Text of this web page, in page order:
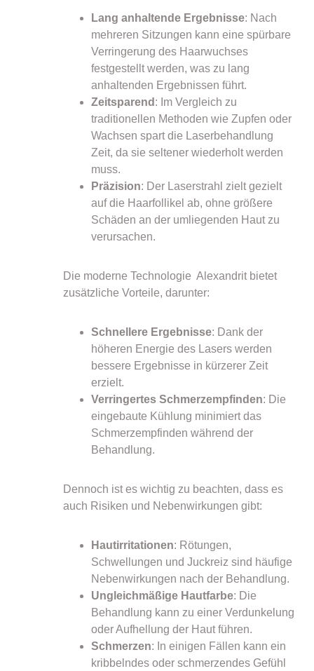
Lang anhaltende Ergebnisse: Nach
mehreren Sitzungen kann eine spürbare
Verringerung des Haarwuchses
festgestellt werden, was zu lang
anhaltenden Ergebnissen führt.
Zeitsparend : Im Vergleich zu
traditionellen Methoden wie Zupfen oder
Wachsen spart die Laserbehandlung
Zeit, da sie seltener wiederholt werden
muss.
Präzision: Der Laserstrahl zielt gezielt
auf die Haarfollikel ab, ohne größere
Schäden an der umliegenden Haut zu
verursachen.
Die moderne Technologie Alexandrit bietet
zusätzliche Vorteile, darunter:
Schnellere Ergebnisse: Dank der
höheren Energie des Lasers werden
bessere Ergebnisse in kürzerer Zeit
erzielt.
Verringertes Schmerzempfinden: Die
eingebaute Kühlung minimiert das
Schmerzempfinden während der
Behandlung.
Dennoch ist es wichtig zu beachten, dass es
auch Risiken und Nebenwirkungen gibt:
Hautirritationen: Rötungen,
Schwellungen und Juckreiz sind häufige
Nebenwirkungen nach der Behandlung.
Ungleichmäßige Hautfarbe: Die
Behandlung kann zu einer Verdunkelung
oder Aufhellung der Haut führen.
Schmerzen: In einigen Fällen kann ein
kribbelndes oder schmerzendes Gefühl